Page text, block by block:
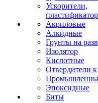
Ускорители,
Акриловые
Алкидные
Грунты на
Изолятор
Кислотные
Отвердители
Эпоксидные
Биты